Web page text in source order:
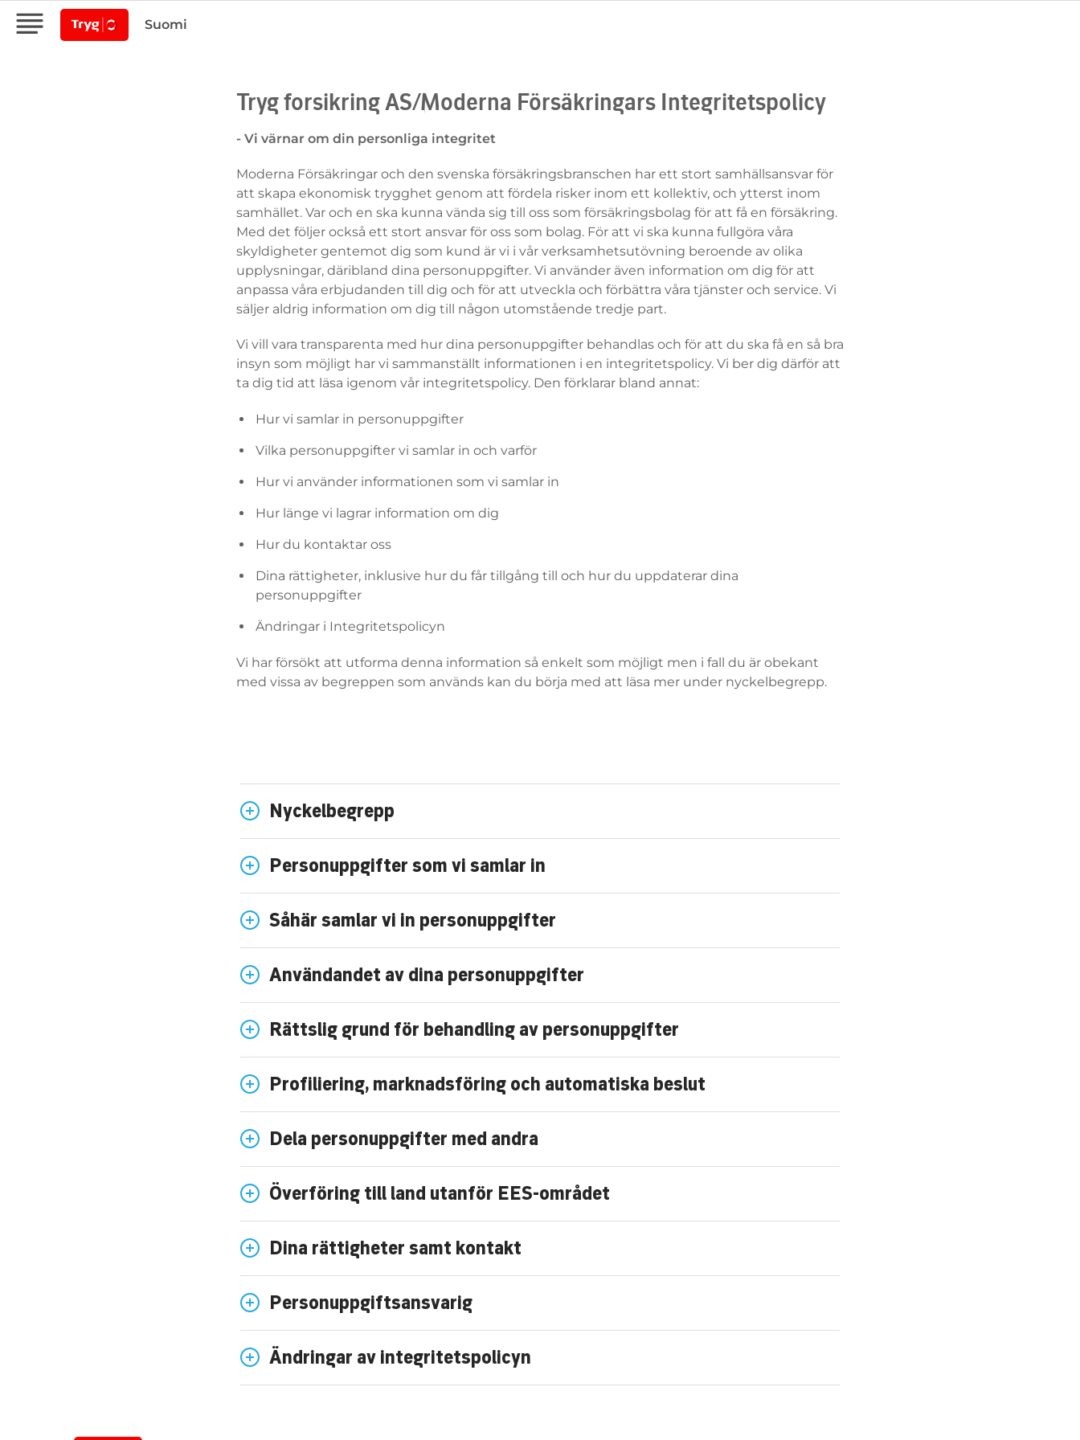
Suomi
Tryg forsikring AS/Moderna Försäkringars Integritetspolicy
- Vi värnar om din personliga integritet
Moderna Försäkringar och den svenska försäkringsbranschen har ett stort samhällsansvar för
att skapa ekonomisk trygghet genom att fördela risker inom ett kollektiv, och ytterst inom
samhället. Var och en ska kunna vända sig till oss som försäkringsbolag för att få en försäkring.
Med det följer också ett stort ansvar för oss som bolag. För att vi ska kunna fullgöra våra
skyldigheter gentemot dig som kund är vi i vår verksamhetsutövning beroende av olika
upplysningar, däribland dina personuppgifter. Vi använder även information om dig för att
anpassa våra erbjudanden till dig och för att utveckla och förbättra våra tjänster och service. Vi
säljer aldrig information om dig till någon utomstående tredje part.
Vi vill vara transparenta med hur dina personuppgifter behandlas och för att du ska få en så bra
insyn som möjligt har vi sammanställt informationen i en integritetspolicy. Vi ber dig därför att
ta dig tid att läsa igenom vår integritetspolicy. Den förklarar bland annat:
Hur vi samlar in personuppgifter
Vilka personuppgifter vi samlar in och varför
Hur vi använder informationen som vi samlar in
Hur länge vi lagrar information om dig
Hur du kontaktar oss
Dina rättigheter, inklusive hur du får tillgång till och hur du uppdaterar dina
personuppgifter
Ändringar i Integritetspolicyn
Vi har försökt att utforma denna information så enkelt som möjligt men i fall du är obekant
med vissa av begreppen som används kan du börja med att läsa mer under nyckelbegrepp.
Nyckelbegrepp
Personuppgifter som vi samlar in
Såhär samlar vi in personuppgifter
Användandet av dina personuppgifter
Rättslig grund för behandling av personuppgifter
Profiliering, marknadsföring och automatiska beslut
Dela personuppgifter med andra
Överföring till land utanför EES-området
Dina rättigheter samt kontakt
Personuppgiftsansvarig
Ändringar av integritetspolicyn